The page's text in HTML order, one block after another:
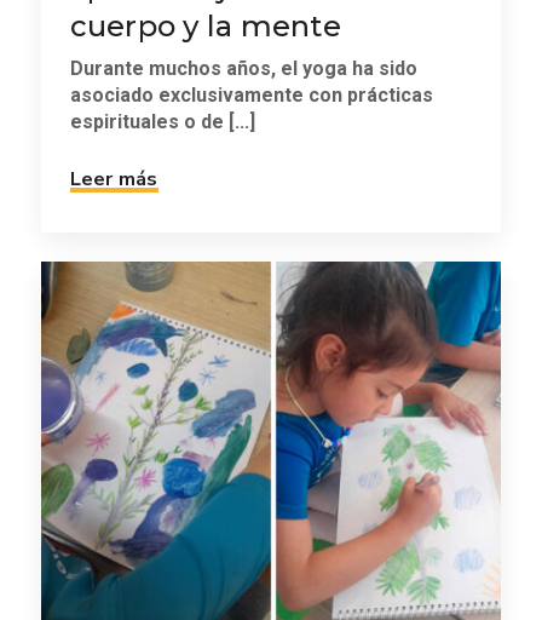
cuerpo y la mente
Durante muchos años, el yoga ha sido
asociado exclusivamente con prácticas
espirituales o de [...]
Leer más